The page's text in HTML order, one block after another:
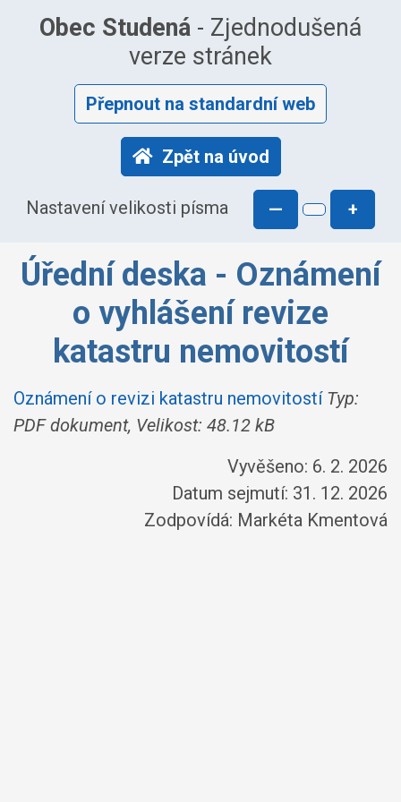
Obec Studená - Zjednodušená
verze stránek
Přepnout na standardní web
Zpět na úvod
Nastavení velikosti písma — +
Úřední deska - Oznámení
o vyhlášení revize
katastru nemovitostí
Oznámení o revizi katastru nemovitostíTyp:
PDF dokument, Velikost: 48.12 kB
Vyvěšeno: 6. 2. 2026
Datum sejmutí: 31. 12. 2026
Zodpovídá: Markéta Kmentová